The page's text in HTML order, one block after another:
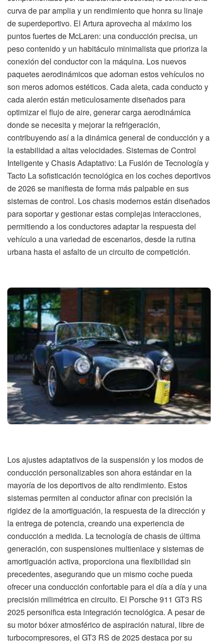
curva de par amplia y un rendimiento que honra su linaje
de superdeportivo. El Artura aprovecha al máximo los
puntos fuertes de McLaren: una conducción precisa, un
peso contenido y un habitáculo minimalista que prioriza la
conexión del conductor con la máquina. Los nuevos
paquetes aerodinámicos que adornan estos vehículos no
son meros adornos estéticos. Cada aleta, cada conducto y
cada alerón están meticulosamente diseñados para
optimizar el flujo de aire, generar carga aerodinámica
donde se necesita y mejorar la refrigeración,
contribuyendo así a la dinámica general de conducción y a
la estabilidad a altas velocidades. Sistemas de Control
Inteligente y Chasis Adaptativo: La Fusión de Tecnología y
Tacto La sofisticación tecnológica en los coches deportivos
de 2026 se manifiesta de forma más palpable en sus
sistemas de control. Los chasis modernos están diseñados
para soportar y gestionar estas complejas interacciones,
permitiendo a los conductores adaptar la respuesta del
vehículo a una variedad de escenarios, desde la rutina
urbana hasta el asfalto de un circuito de competición.
Los ajustes adaptativos de la suspensión y los modos de
conducción personalizables son ahora estándar en la
mayoría de los deportivos de alto rendimiento. Estos
sistemas permiten al conductor afinar con precisión la
rigidez de la amortiguación, la respuesta de la dirección y
la entrega de potencia, creando una experiencia de
conducción a medida. La tecnología de chasis de última
generación, con suspensiones multienlace y sistemas de
amortiguación activa, proporciona una flexibilidad sin
precedentes, asegurando que un mismo coche pueda
ofrecer una conducción confortable para el día a día y una
precisión milimétrica en circuito. El Porsche 911 GT3 RS
2025 personifica esta integración tecnológica. A pesar de
su motor bóxer atmosférico de aspiración natural, libre de
turbocompresores, el GT3 RS de 2025 destaca por su